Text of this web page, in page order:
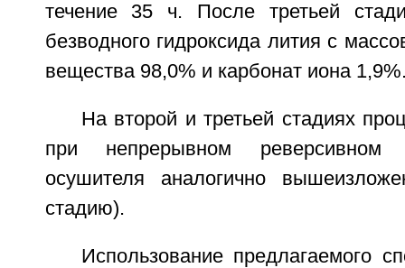
течение 35 ч. После третьей
безводного гидроксида лития с
вещества 98,0% и карбонат иона
На второй и третьей стадиях
при непрерывном
осушителя аналогично
стадию).
Использование предлагаемого